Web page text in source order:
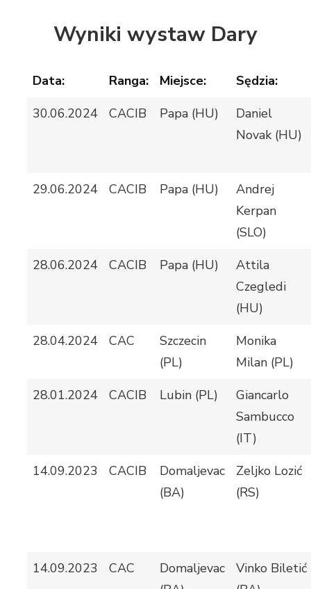
Wyniki wystaw Dary
Data: Ranga: Miejsce:
Sędzia:
30.06.2024
CACIB Papa (HU)
Daniel
Novak (HU)
29.06.2024 CACIB Papa (HU)
Andrej
Kerpan
(SLO)
28.06.2024
CACIB Papa (HU)
Attila
Czegledi
(HU)
28.04.2024
CAC
Szczecin
(PL)
Monika
Milan (PL)
28.01.2024
CACIB Lubin (PL)
Giancarlo
Sambucco
(IT)
14.09.2023
CACIB
Domaljevac
(BA)
Zeljko Lozić
(RS)
14.09.2023 CAC
Domaljevac
Vinko Biletić